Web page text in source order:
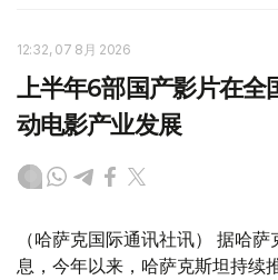
12:32, 07 8月 2026
上半年6部国产影片在全
动电影产业发展
（哈萨克国际通讯社讯） 据哈
息，今年以来，哈萨克斯坦持续